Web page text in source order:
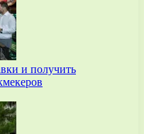
и получить